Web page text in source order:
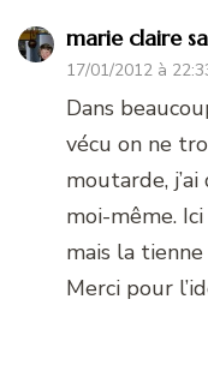
marie claire
17/01/2012 à
Dans
vécu on ne
moutarde,
moi-même.
mais la tienne
Merci pour